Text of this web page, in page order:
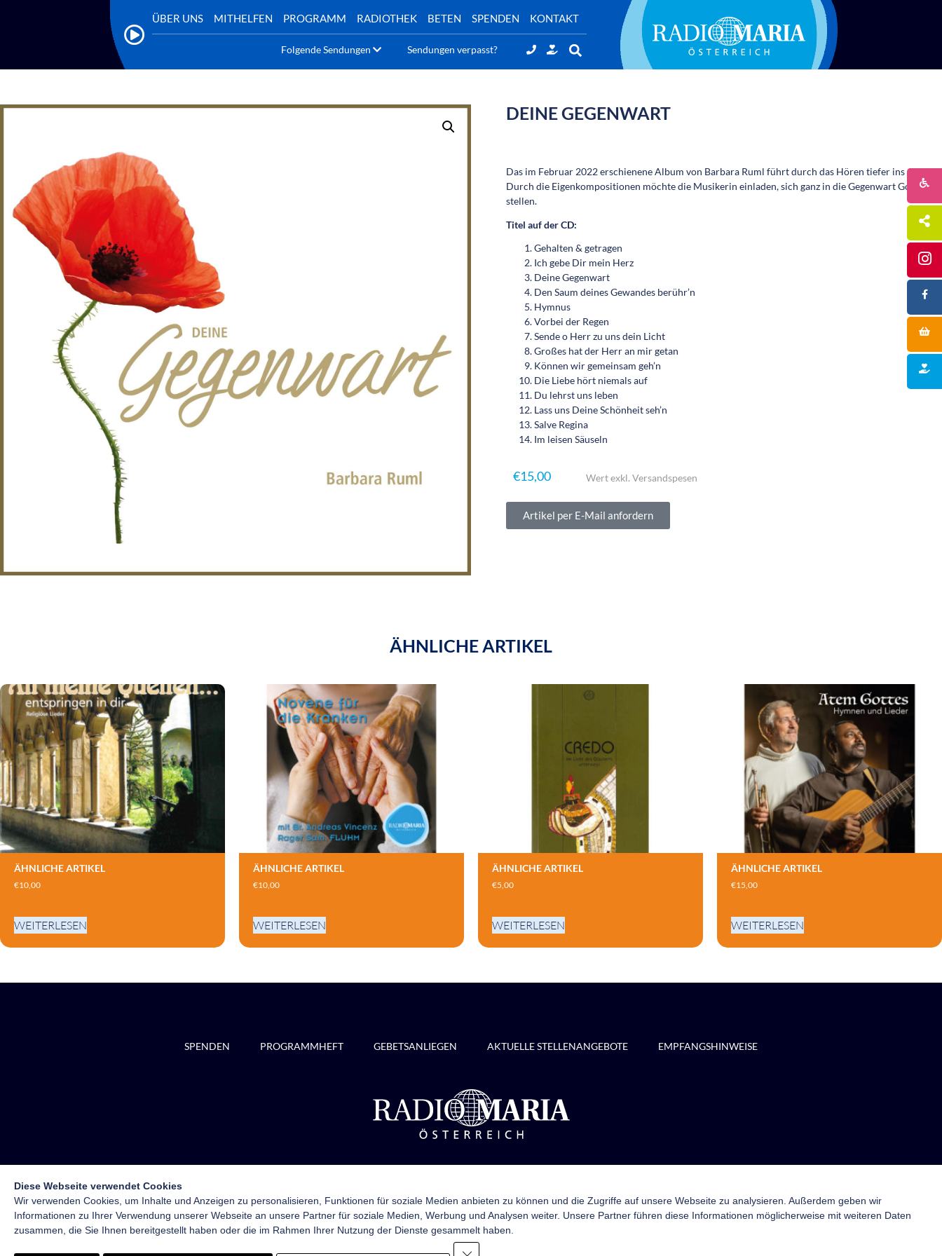
ÜBER UNS MITHELFEN PROGRAMM RADIOTHEK BETEN SPENDEN KONTAKT
Folgende Sendungen Sendungen verpasst?
DEINE GEGENWART
Das im Februar 2022 erschienene Album von Barbara Ruml führt durch das Hören tiefer ins Gebet.
Durch die Eigenkompositionen möchte die Musikerin einladen, sich ganz in die Gegenwart Gottes zu
stellen.
Titel auf der CD:
Gehalten & getragen
Ich gebe Dir mein Herz
Deine Gegenwart
Den Saum deines Gewandes berühr’n
Hymnus
Vorbei der Regen
Sende o Herr zu uns dein Licht
Großes hat der Herr an mir getan
Können wir gemeinsam geh’n
Die Liebe hört niemals auf
Du lehrst uns leben
Lass uns Deine Schönheit seh’n
Salve Regina
Im leisen Säuseln
€15,00 Wert exkl. Versandspesen
Artikel per E-Mail anfordern
ÄHNLICHE ARTIKEL
ÄHNLICHE ARTIKEL
€10,00
WEITERLESEN
ÄHNLICHE ARTIKEL
€10,00
WEITERLESEN
ÄHNLICHE ARTIKEL
€5,00
WEITERLESEN
ÄHNLICHE ARTIKEL
€15,00
WEITERLESEN
SPENDEN PROGRAMMHEFT GEBETSANLIEGEN AKTUELLE STELLENANGEBOTE EMPFANGSHINWEISE
+43 1 710 70 72
kontakt@radiomaria.at
Impressum Netiquette Datenschutz
Diese Webseite verwendet Cookies
Wir verwenden Cookies, um Inhalte und Anzeigen zu personalisieren, Funktionen für soziale Medien anbieten zu können und die Zugriffe auf unsere Webseite zu analysieren. Außerdem geben wir
Informationen zu Ihrer Verwendung unserer Webseite an unsere Partner für soziale Medien, Werbung und Analysen weiter. Unsere Partner führen diese Informationen möglicherweise mit weiteren Daten
zusammen, die Sie Ihnen bereitgestellt haben oder die im Rahmen Ihrer Nutzung der Dienste gesammelt haben.